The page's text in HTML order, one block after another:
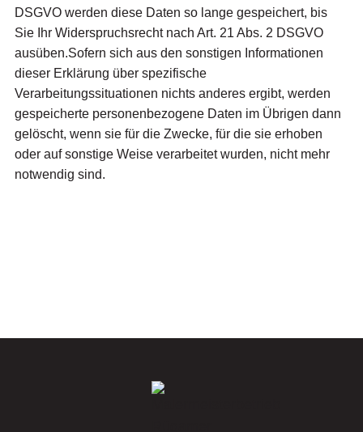
DSGVO werden diese Daten so lange gespeichert, bis
Sie Ihr Widerspruchsrecht nach Art. 21 Abs. 2 DSGVO
ausüben.Sofern sich aus den sonstigen Informationen
dieser Erklärung über spezifische
Verarbeitungssituationen nichts anderes ergibt, werden
gespeicherte personenbezogene Daten im Übrigen dann
gelöscht, wenn sie für die Zwecke, für die sie erhoben
oder auf sonstige Weise verarbeitet wurden, nicht mehr
notwendig sind.